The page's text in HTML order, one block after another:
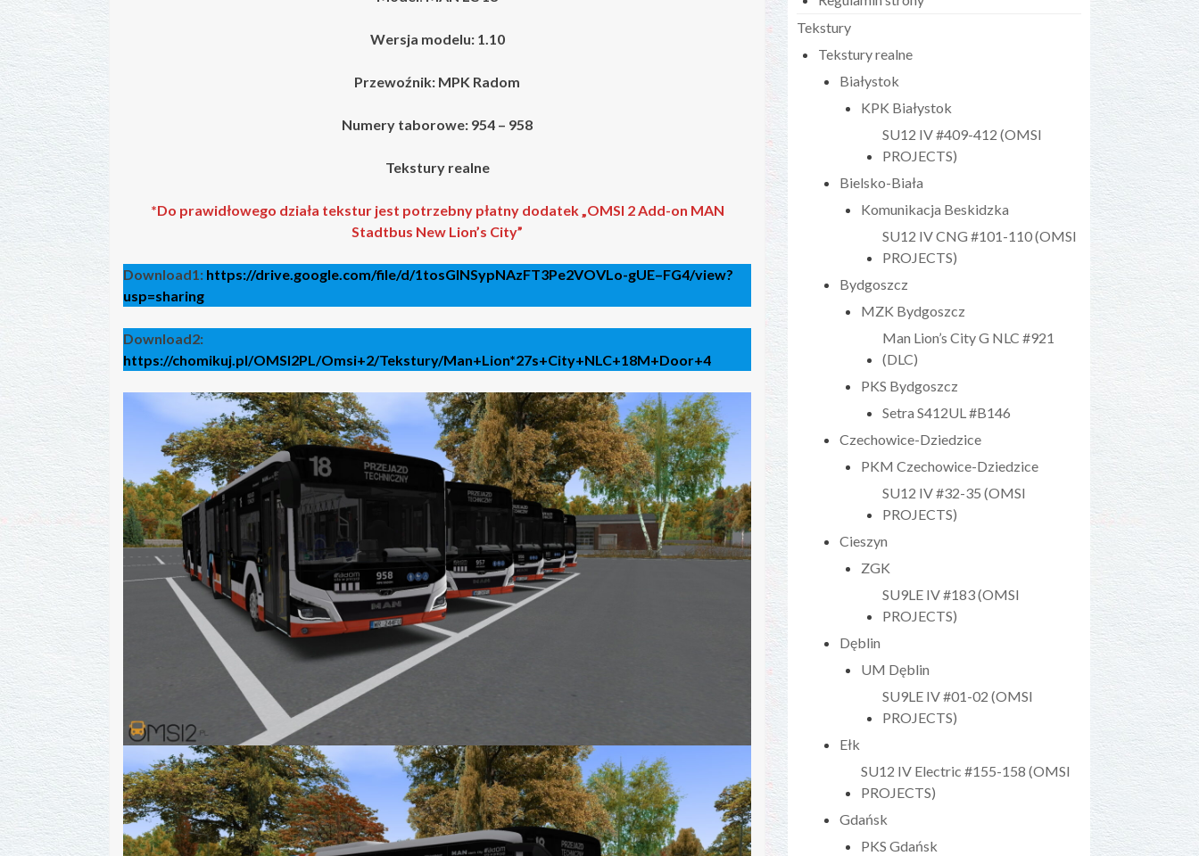
Wersja modelu: 1.10
Przewoźnik: MPK Radom
Numery taborowe: 954 – 958
Tekstury realne
*Do prawidłowego działa tekstur jest potrzebny płatny dodatek „OMSI 2 Add-on MAN
Stadtbus New Lion’s City”
Download1: https://drive.google.com/file/d/1tosGINSypNAzFT3Pe2VOVLo-gUE–FG4/view?
usp=sharing
Download2:
https://chomikuj.pl/OMSI2PL/Omsi+2/Tekstury/Man+Lion*27s+City+NLC+18M+Door+4
Tekstury
Tekstury realne
Białystok
KPK Białystok
SU12 IV #409-412 (OMSI
PROJECTS)
Bielsko-Biała
Komunikacja Beskidzka
SU12 IV CNG #101-110 (OMSI
PROJECTS)
Bydgoszcz
MZK Bydgoszcz
Man Lion’s City G NLC #921
(DLC)
PKS Bydgoszcz
Setra S412UL #B146
Czechowice-Dziedzice
PKM Czechowice-Dziedzice
SU12 IV #32-35 (OMSI
PROJECTS)
Cieszyn
ZGK
SU9LE IV #183 (OMSI
PROJECTS)
Dęblin
UM Dęblin
SU9LE IV #01-02 (OMSI
PROJECTS)
Ełk
SU12 IV Electric #155-158 (OMSI
PROJECTS)
Gdańsk
PKS Gdańsk